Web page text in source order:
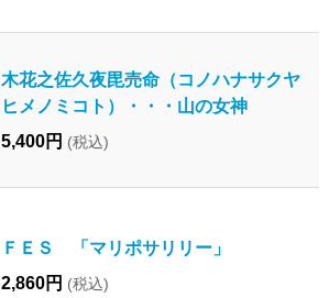
木花之佐久夜毘売命（コノハナサクヤ
ヒメノミコト）・・・山の女神
5,400円 (税込)
ＦＥＳ 「マリポサリリー」
2,860円 (税込)